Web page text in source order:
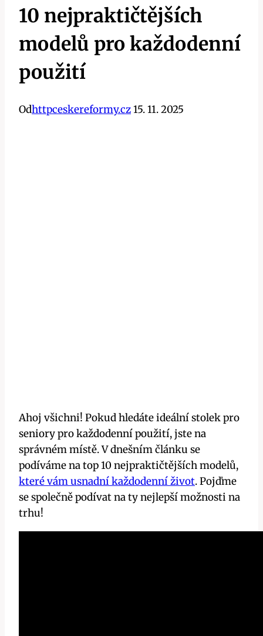
10 nejpraktičtějších
modelů pro každodenní
použití
Odhttpceskereformy.cz15. 11. 2025
Ahoj všichni! Pokud hledáte ideální stolek pro
seniory pro každodenní použití, jste na
správném místě. V dnešním článku se
podíváme na top 10 nejpraktičtějších modelů,
které vám usnadní každodenní život. Pojďme
se společně podívat na ty nejlepší možnosti na
trhu!